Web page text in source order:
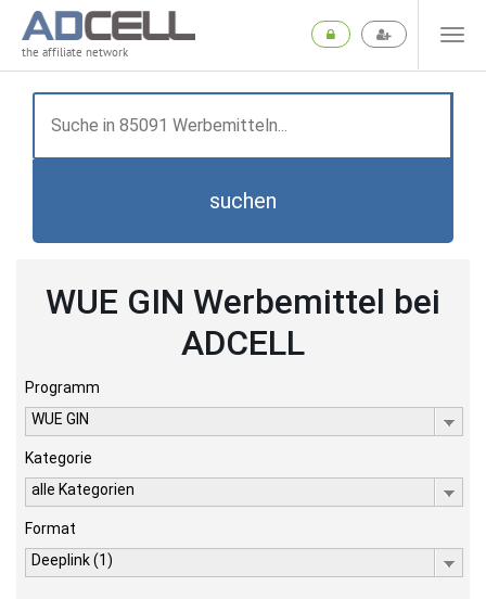
the affiliate network
suchen
WUE GIN Werbemittel bei
ADCELL
Programm
WUE GIN
Kategorie
alle Kategorien
Format
Deeplink (1)